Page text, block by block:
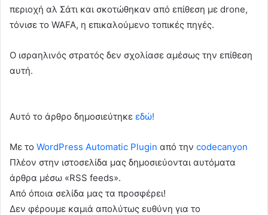
περιοχή αλ Σάτι και σκοτώθηκαν από επίθεση με drone,
τόνισε το WAFA, η επικαλούμενο τοπικές πηγές.
Ο ισραηλινός στρατός δεν σχολίασε αμέσως την επίθεση
αυτή.
Αυτό το άρθρο δημοσιεύτηκε εδώ!
Με το WordPress Automatic Plugin από την codecanyon
Πλέον στην ιστοσελίδα μας δημοσιεύονται αυτόματα
άρθρα μέσω «RSS feeds».
Από όποια σελίδα μας τα προσφέρει!
Δεν φέρουμε καμιά απολύτως ευθύνη για το